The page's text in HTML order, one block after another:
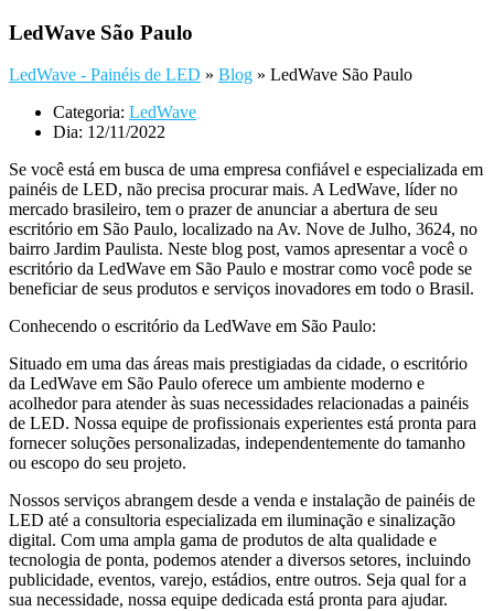
LedWave São Paulo
LedWave - Painéis de LED » Blog » LedWave São Paulo
Categoria: LedWave
Dia: 12/11/2022
Se você está em busca de uma empresa confiável e especializada em
painéis de LED, não precisa procurar mais. A LedWave, líder no
mercado brasileiro, tem o prazer de anunciar a abertura de seu
escritório em São Paulo, localizado na Av. Nove de Julho, 3624, no
bairro Jardim Paulista. Neste blog post, vamos apresentar a você o
escritório da LedWave em São Paulo e mostrar como você pode se
beneficiar de seus produtos e serviços inovadores em todo o Brasil.
Conhecendo o escritório da LedWave em São Paulo:
Situado em uma das áreas mais prestigiadas da cidade, o escritório
da LedWave em São Paulo oferece um ambiente moderno e
acolhedor para atender às suas necessidades relacionadas a painéis
de LED. Nossa equipe de profissionais experientes está pronta para
fornecer soluções personalizadas, independentemente do tamanho
ou escopo do seu projeto.
Nossos serviços abrangem desde a venda e instalação de painéis de
LED até a consultoria especializada em iluminação e sinalização
digital. Com uma ampla gama de produtos de alta qualidade e
tecnologia de ponta, podemos atender a diversos setores, incluindo
publicidade, eventos, varejo, estádios, entre outros. Seja qual for a
sua necessidade, nossa equipe dedicada está pronta para ajudar.